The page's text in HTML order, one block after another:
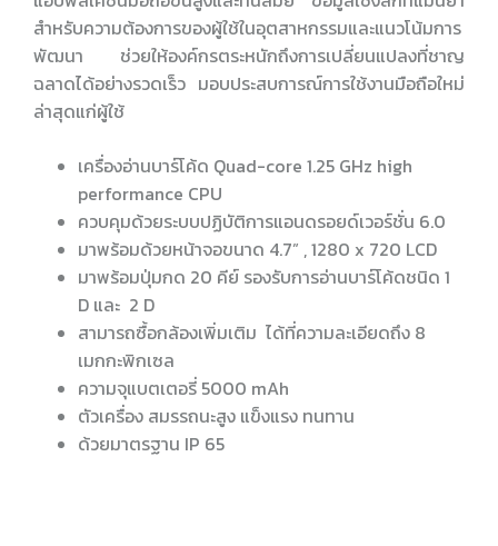
สำหรับความต้องการของผู้ใช้ในอุตสาหกรรมและแนวโน้มการ
พัฒนา ช่วยให้องค์กรตระหนักถึงการเปลี่ยนแปลงที่ชาญ
ฉลาดได้อย่างรวดเร็ว มอบประสบการณ์การใช้งานมือถือใหม่
ล่าสุดแก่ผู้ใช้
เครื่องอ่านบาร์โค้ด Quad-core 1.25 GHz high
performance CPU
ควบคุมด้วยระบบปฏิบัติการแอนดรอยด์เวอร์ชั่น 6.0
มาพร้อมด้วยหน้าจอขนาด 4.7” , 1280 x 720 LCD
มาพร้อมปุ่มกด 20 คีย์ รองรับการอ่านบาร์โค้ดชนิด 1
D และ 2 D
สามารถซื้อกล้องเพิ่มเติม ได้ที่ความละเอียดถึง 8
เมกกะพิกเซล
ความจุแบตเตอรี่ 5000 mAh
ตัวเครื่อง สมรรถนะสูง แข็งแรง ทนทาน
ด้วยมาตรฐาน IP 65